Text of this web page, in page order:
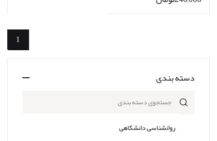
دسته بندی
روانشناسی دانشکاهی
1